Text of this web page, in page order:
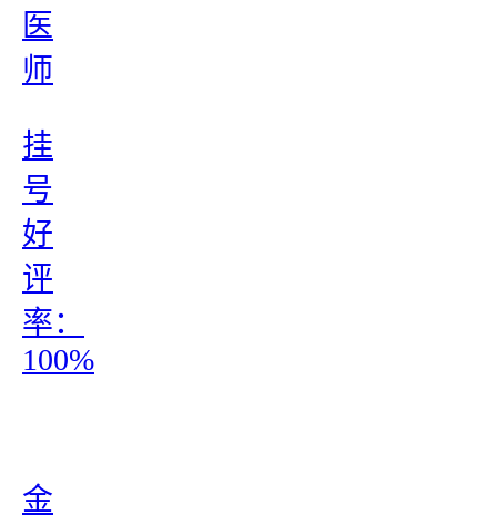
医
师
挂
号
好
评
率：
100%
金